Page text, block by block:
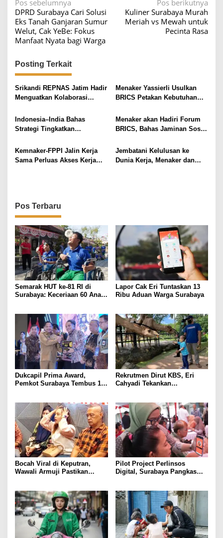
N
a
v
i
g
a
s
i
o
Pos sebelumnya
DPRD Surabaya Cari Solusi
Eks Tanah Ganjaran Sumur
Welut, Cak YeBe: Fokus
Manfaat Nyata bagi Warga
Pos berikutnya
Kuliner Surabaya Murah
Meriah vs Mewah untuk
Pecinta Rasa
Posting Terkait
Srikandi REPNAS Jatim Hadir
Menguatkan Kolaborasi
“Beyond Moment: Afternoon
Lifestyle”
Menaker Yassierli Usulkan
BRICS Petakan Kebutuhan
Indonesia–India Bahas
Strategi Tingkatkan
Era Digital
Menaker akan Hadiri Forum
BRICS, Bahas Jaminan Sosial
Keterampilan
Kemnaker-FPPI Jalin Kerja
Sama Perluas Akses Kerja
Jembatani Kelulusan ke
Dunia Kerja, Menaker dan
Pos Terbaru
Semarak HUT ke-81 RI di
Surabaya: Keceriaan 60 Anak
Lapor Cak Eri Tuntaskan 13
Ribu Aduan Warga Surabaya
Dukcapil Prima Award,
Pemkot Surabaya Tembus 10
Rekrutmen Dirut KBS, Eri
Cahyadi Tekankan
Bocah Viral di Keputran,
Wawali Armuji Pastikan
Pilot Project Perlinsos
Digital, Surabaya Pangkas